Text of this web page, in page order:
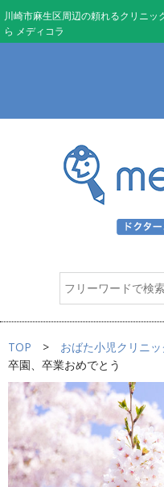
川崎市麻生区周辺の頼れるクリニ
ら メディコラ
TOP おばた小児クリニッ
卒園、卒業おめでとう